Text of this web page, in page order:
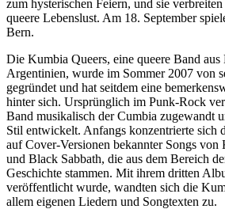
zum hysterischen Feiern, und sie verbreiten
queere Lebenslust. Am 18. September
Bern.
Die Kumbia Queers, eine queere Band
Argentinien, wurde im Sommer 2007 von
gegründet und hat seitdem eine
hinter sich. Ursprünglich im Punk-Rock
Band musikalisch der Cumbia zugewandt
Stil entwickelt. Anfangs konzentrierte sich
auf Cover-Versionen bekannter Songs
und Black Sabbath, die aus dem Bereich
Geschichte stammen. Mit ihrem dritten
veröffentlicht wurde, wandten sich die
allem eigenen Liedern und Songtexten zu.